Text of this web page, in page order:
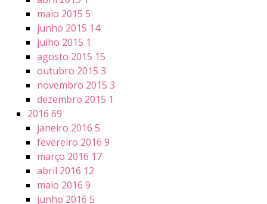
maio 2015 5
junho 2015 14
julho 2015 1
agosto 2015 15
outubro 2015 3
novembro 2015 3
dezembro 2015 1
2016 69
janeiro 2016 5
fevereiro 2016 9
março 2016 17
abril 2016 12
maio 2016 9
junho 2016 5